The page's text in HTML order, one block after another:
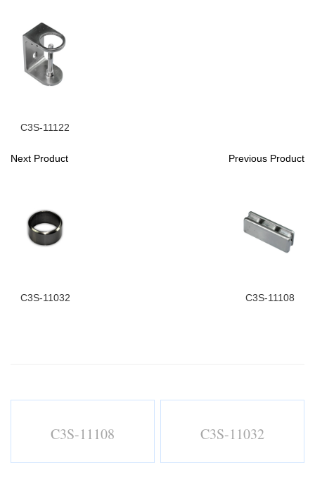
C3S-11122
Next Product
C3S-11032
Previous Product
C3S-11108
C3S-11108 C3S-11032